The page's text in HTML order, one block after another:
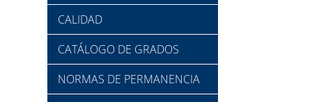
CALIDAD
CATÁLOGO DE GRADOS
NORMAS DE PERMANENCIA